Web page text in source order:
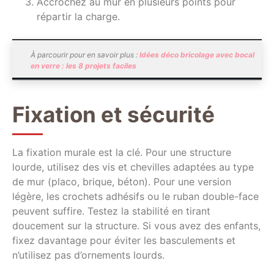
répartir la charge.
À parcourir pour en savoir plus : Idées déco bricolage avec bocal
en verre : les 8 projets faciles
Fixation et sécurité
La fixation murale est la clé. Pour une structure
lourde, utilisez des vis et chevilles adaptées au type
de mur (placo, brique, béton). Pour une version
légère, les crochets adhésifs ou le ruban double-face
peuvent suffire. Testez la stabilité en tirant
doucement sur la structure. Si vous avez des enfants,
fixez davantage pour éviter les basculements et
n’utilisez pas d’ornements lourds.